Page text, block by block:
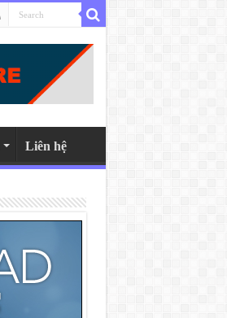
Liên hệ